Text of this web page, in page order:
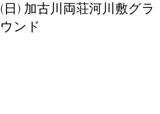
(日) 加古川両荘河川敷グラ
ウンド